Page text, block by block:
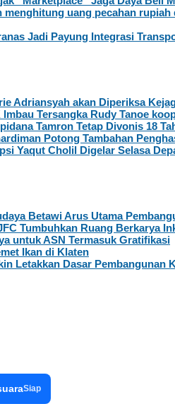
Jadi Payung Integrasi
Adriansyah akan Diperiksa
Tersangka Rudy Tanoe
Tamron Tetap Divonis 18
Potong Tambahan
Yaqut Cholil Digelar Selasa
Betawi Arus Utama
Tumbuhkan Ruang Berkarya
untuk ASN Termasuk Gratifikasi
Ikan di Klaten
Letakkan Dasar Pembangunan
Siap